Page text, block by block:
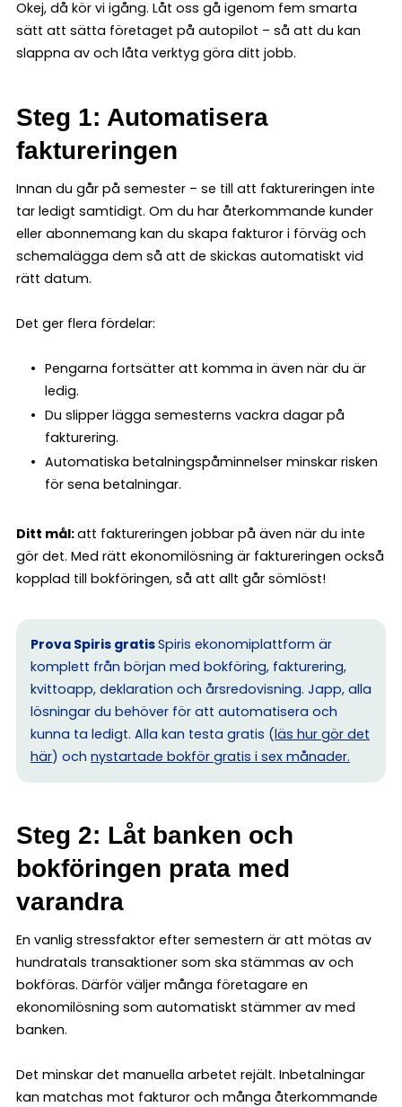
Okej, då kör vi igång. Låt oss gå igenom fem smarta
sätt att sätta företaget på autopilot – så att du kan
slappna av och låta verktyg göra ditt jobb.
Steg 1: Automatisera
faktureringen
Innan du går på semester – se till att faktureringen inte
tar ledigt samtidigt. Om du har återkommande kunder
eller abonnemang kan du skapa fakturor i förväg och
schemalägga dem så att de skickas automatiskt vid
rätt datum.
Det ger flera fördelar:
Pengarna fortsätter att komma in även när du är
ledig.
Du slipper lägga semesterns vackra dagar på
fakturering.
Automatiska betalningspåminnelser minskar risken
för sena betalningar.
Ditt mål:att faktureringen jobbar på även när du inte
gör det. Med rätt ekonomilösning är faktureringen också
kopplad till bokföringen, så att allt går sömlöst!
Prova Spiris gratisSpiris ekonomiplattform är
komplett från början med bokföring, fakturering,
kvittoapp, deklaration och årsredovisning. Japp, alla
lösningar du behöver för att automatisera och
kunna ta ledigt. Alla kan testa gratis (läs hur gör det
här) och nystartade bokför gratis i sex månader.
Steg 2: Låt banken och
bokföringen prata med
varandra
En vanlig stressfaktor efter semestern är att mötas av
hundratals transaktioner som ska stämmas av och
bokföras. Därför väljer många företagare en
ekonomilösning som automatiskt stämmer av med
banken.
Det minskar det manuella arbetet rejält. Inbetalningar
kan matchas mot fakturor och många återkommande